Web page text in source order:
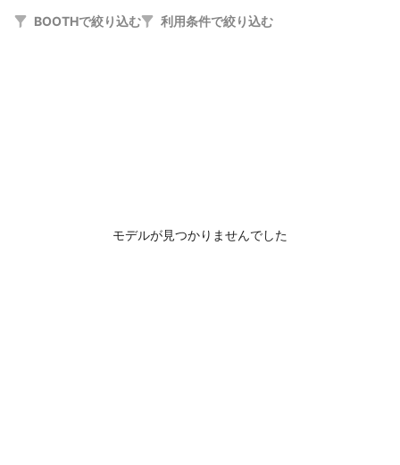
BOOTHで絞り込む 利用条件で絞り込む
モデルが見つかりませんでした